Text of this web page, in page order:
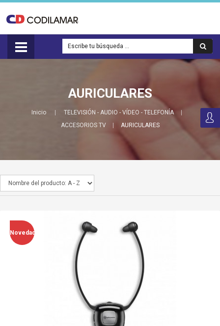
AURICULARES
Inicio
TELEVISIÓN - AUDIO - VÍDEO - TELEFONÍA
ACCESORIOS TV
AURICULARES
Novedad